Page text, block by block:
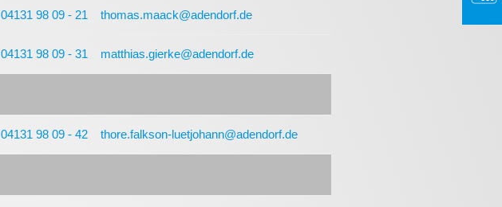
04131 98 09 - 21 thomas.maack@adendorf.de
04131 98 09 - 31 matthias.gierke@adendorf.de
04131 98 09 - 42 thore.falkson-luetjohann@adendorf.de